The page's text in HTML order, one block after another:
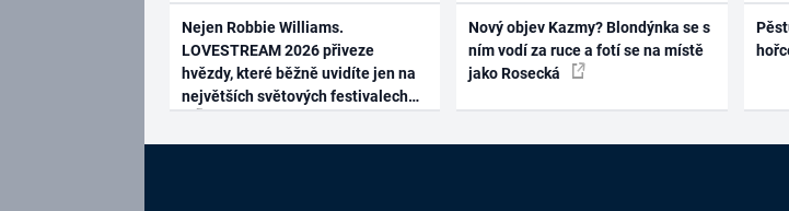
Nejen Robbie Williams.
LOVESTREAM 2026 přiveze
hvězdy, které běžně uvidíte jen na
největších světových festivalech
Nový objev Kazmy? Blondýnka se s
ním vodí za ruce a fotí se na místě
jako Rosecká